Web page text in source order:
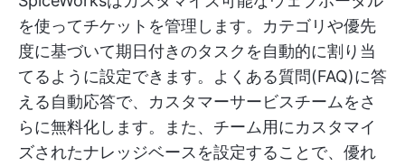
を使ってチケットを管理します。カテゴリや優先
度に基づいて期日付きのタスクを自動的に割り当
てるように設定できます。よくある質問(FAQ)に答
える自動応答で、カスタマーサービスチームをさ
らに無料化します。また、チーム用にカスタマイ
ズされたナレッジベースを設定することで、優れ